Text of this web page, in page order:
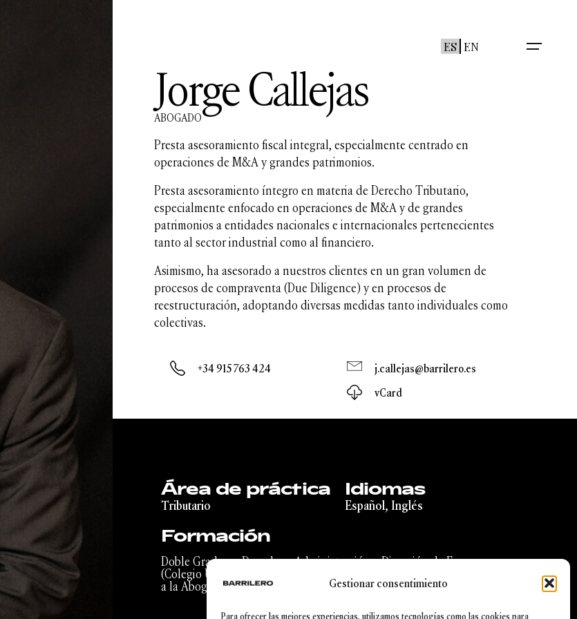
Gestionar consentimiento
Para ofrecer las mejores experiencias, utilizamos tecnologías como las cookies para
ES EN
Jorge Callejas
ABOGADO
Presta asesoramiento fiscal integral, especialmente centrado en
operaciones de M&A y grandes patrimonios.
Presta asesoramiento íntegro en materia de Derecho Tributario,
especialmente enfocado en operaciones de M&A y de grandes
patrimonios a entidades nacionales e internacionales pertenecientes
tanto al sector industrial como al financiero.
Asimismo, ha asesorado a nuestros clientes en un gran volumen de
procesos de compraventa (Due Diligence) y en procesos de
reestructuración, adoptando diversas medidas tanto individuales como
colectivas.
+34 915 763 424
j.callejas@barrilero.es
vCard
Área de práctica
Tributario
Idiomas
Español, Inglés
Formación
Doble Grado en Derecho y Administración y Dirección de Empresas
(Colegio Universitario de Estudios Financieros, Doble Máster de Acceso
a la Abogacía y Asesoría Fiscal (Universidad de Navarra).